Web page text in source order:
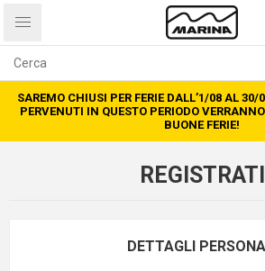
SAREMO CHIUSI PER FERIE DALL’1/08 AL
PERVENUTI IN QUESTO PERIODO
BUONE FERIE!
REGISTRATI
DETTAGLI